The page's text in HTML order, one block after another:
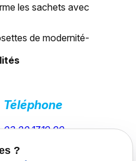
les sachets avec
de modernité-
Téléphone
03.20.17.19.99
?